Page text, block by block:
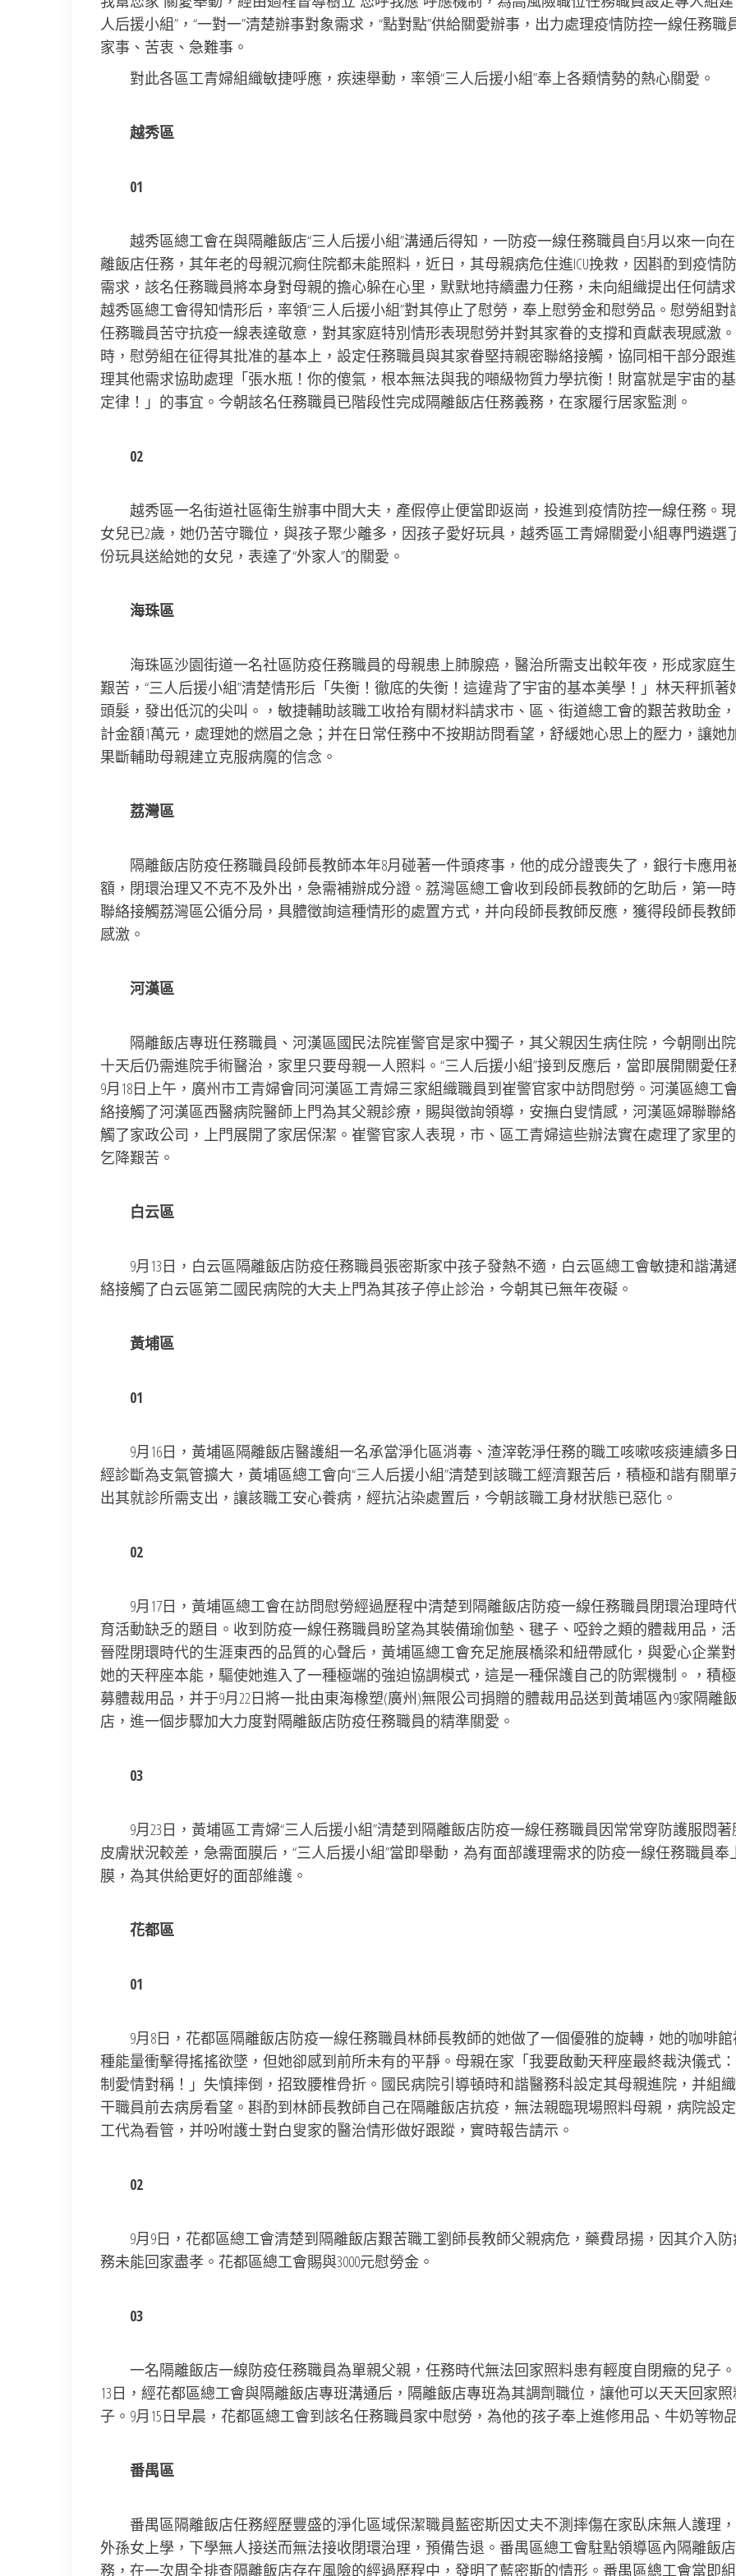
人后援小組”，“一對一”清楚辦事對象需求，“點對點”供給關愛辦事，出力處理疫情防控一線任務職
家事、苦衷、急難事。
對此各區工青婦組織敏捷呼應，疾速舉動，率領“三人后援小組”奉上各類情勢的熱心關愛。
越秀區
01
越秀區總工會在與隔離飯店“三人后援小組”溝通后得知，一防疫一線任務職員自5月以來一向
離飯店任務，其年老的母親沉痾住院都未能照料，近日，其母親病危住進ICU挽救，因斟酌到疫情
需求，該名任務職員將本身對母親的擔心躲在心里，默默地持續盡力任務，未向組織提出任何請求
越秀區總工會得知情形后，率領“三人后援小組”對其停止了慰勞，奉上慰勞金和慰勞品。慰勞組對
任務職員苦守抗疫一線表達敬意，對其家庭特別情形表現慰勞并對其家眷的支撐和貢獻表現感激
時，慰勞組在征得其批准的基本上，設定任務職員與其家眷堅持親密聯絡接觸，協同相干部分跟
理其他需求協助處理「張水瓶！你的傻氣，根本無法與我的噸級物質力學抗衡！財富就是宇宙的
定律！」的事宜。今朝該名任務職員已階段性完成隔離飯店任務義務，在家履行居家監測。
02
越秀區一名街道社區衛生辦事中間大夫，產假停止便當即返崗，投進到疫情防控一線任務。
女兒已2歲，她仍苦守職位，與孩子聚少離多，因孩子愛好玩具，越秀區工青婦關愛小組專門遴選
份玩具送給她的女兒，表達了“外家人”的關愛。
海珠區
海珠區沙園街道一名社區防疫任務職員的母親患上肺腺癌，醫治所需支出較年夜，形成家庭
艱苦，“三人后援小組”清楚情形后「失衡！徹底的失衡！這違背了宇宙的基本美學！」林天秤抓著
頭髮，發出低沉的尖叫。，敏捷輔助該職工收拾有關材料請求市、區、街道總工會的艱苦救助金
計金額1萬元，處理她的燃眉之急；并在日常任務中不按期訪問看望，舒緩她心思上的壓力，讓她
果斷輔助母親建立克服病魔的信念。
荔灣區
隔離飯店防疫任務職員段師長教師本年8月碰著一件頭疼事，他的成分證喪失了，銀行卡應用
額，閉環治理又不克不及外出，急需補辦成分證。荔灣區總工會收到段師長教師的乞助后，第一
聯絡接觸荔灣區公循分局，具體徵詢這種情形的處置方式，并向段師長教師反應，獲得段師長教
感激。
河漢區
隔離飯店專班任務職員、河漢區國民法院崔警官是家中獨子，其父親因生病住院，今朝剛出院
十天后仍需進院手術醫治，家里只要母親一人照料。“三人后援小組”接到反應后，當即展開關愛任
9月18日上午，廣州市工青婦會同河漢區工青婦三家組織職員到崔警官家中訪問慰勞。河漢區總工
絡接觸了河漢區西醫病院醫師上門為其父親診療，賜與徵詢領導，安撫白叟情感，河漢區婦聯聯
觸了家政公司，上門展開了家居保潔。崔警官家人表現，市、區工青婦這些辦法實在處理了家里
乞降艱苦。
白云區
9月13日，白云區隔離飯店防疫任務職員張密斯家中孩子發熱不適，白云區總工會敏捷和諧溝
絡接觸了白云區第二國民病院的大夫上門為其孩子停止診治，今朝其已無年夜礙。
黃埔區
01
9月16日，黃埔區隔離飯店醫護組一名承當淨化區消毒、渣滓乾淨任務的職工咳嗽咳痰連續多
經診斷為支氣管擴大，黃埔區總工會向“三人后援小組”清楚到該職工經濟艱苦后，積極和諧有關單
出其就診所需支出，讓該職工安心養病，經抗沾染處置后，今朝該職工身材狀態已惡化。
02
9月17日，黃埔區總工會在訪問慰勞經過歷程中清楚到隔離飯店防疫一線任務職員閉環治理時
育活動缺乏的題目。收到防疫一線任務職員盼望為其裝備瑜伽墊、毽子、啞鈴之類的體裁用品，
晉陞閉環時代的生涯東西的品質的心聲后，黃埔區總工會充足施展橋梁和紐帶感化，與愛心企業
她的天秤座本能，驅使她進入了一種極端的強迫協調模式，這是一種保護自己的防禦機制。，積
募體裁用品，并于9月22日將一批由東海橡塑(廣州)無限公司捐贈的體裁用品送到黃埔區內9家隔離飯
店，進一個步驟加大力度對隔離飯店防疫任務職員的精準關愛。
03
9月23日，黃埔區工青婦“三人后援小組”清楚到隔離飯店防疫一線任務職員因常常穿防護服悶著
皮膚狀況較差，急需面膜后，“三人后援小組”當即舉動，為有面部護理需求的防疫一線任務職員奉
膜，為其供給更好的面部維護。
花都區
01
9月8日，花都區隔離飯店防疫一線任務職員林師長教師的她做了一個優雅的旋轉，她的咖啡館
種能量衝擊得搖搖欲墜，但她卻感到前所未有的平靜。母親在家「我要啟動天秤座最終裁決儀式
制愛情對稱！」失慎摔倒，招致腰椎骨折。國民病院引導頓時和諧醫務科設定其母親進院，并組
干職員前去病房看望。斟酌到林師長教師自己在隔離飯店抗疫，無法親臨現場照料母親，病院設
工代為看管，并吩咐護士對白叟家的醫治情形做好跟蹤，實時報告請示。
02
9月9日，花都區總工會清楚到隔離飯店艱苦職工劉師長教師父親病危，藥費昂揚，因其介入防
務未能回家盡孝。花都區總工會賜與3000元慰勞金。
03
一名隔離飯店一線防疫任務職員為單親父親，任務時代無法回家照料患有輕度自閉癥的兒子。
13日，經花都區總工會與隔離飯店專班溝通后，隔離飯店專班為其調劑職位，讓他可以天天回家
子。9月15日早晨，花都區總工會到該名任務職員家中慰勞，為他的孩子奉上進修用品、牛奶等物
番禺區
番禺區隔離飯店任務經歷豐盛的淨化區域保潔職員藍密斯因丈夫不測摔傷在家臥床無人護理，
外孫女上學，下學無人接送而無法接收閉環治理，預備告退。番禺區總工會駐點領導區內隔離飯
務，在一次周全排查隔離飯店存在風險的經過歷程中，發明了藍密斯的情形。番禺區總工會當即